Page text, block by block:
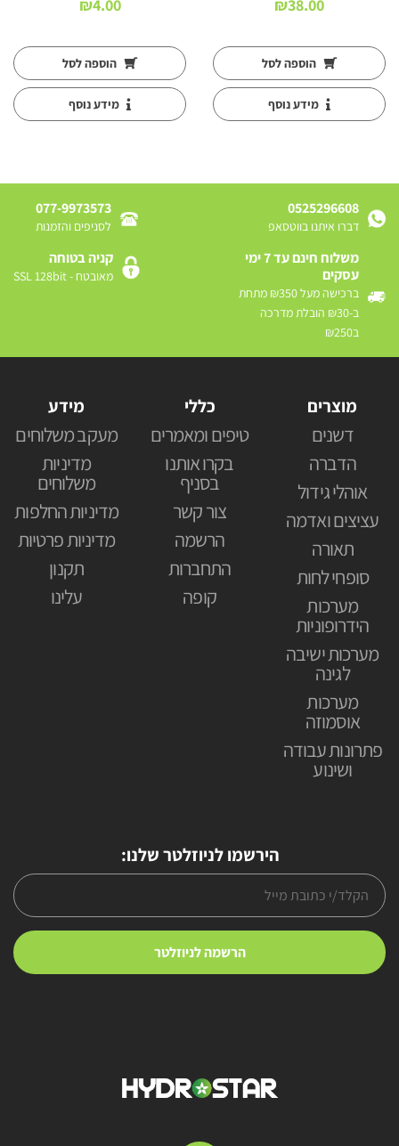
₪38.00
הוספה לסל
מידע נוסף
₪4.00
הוספה לסל
מידע נוסף
0525296608
דברו איתנו בווטסאפ
077-9973573
לסניפים והזמנות
משלוח חינם עד 7 ימי
עסקים
ברכישה מעל ₪350 מתחת
ב-₪30 הובלת מדרכה
ב₪250
קניה בטוחה
מאובטח - SSL 128bit
מוצרים
דשנים
הדברה
אוהלי גידול
עציצים ואדמה
תאורה
סופחי לחות
מערכות
הידרופוניות
מערכות ישיבה
לגינה
מערכות
אוסמוזה
פתרונות עבודה
ושינוע
כללי
טיפים ומאמרים
בקרו אותנו
בסניף
צור קשר
הרשמה
התחברות
קופה
מידע
מעקב משלוחים
מדיניות
משלוחים
מדיניות החלפות
מדיניות פרטיות
תקנון
עלינו
הירשמו לניוזלטר שלנו: